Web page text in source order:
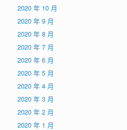
2020 年 10 月
2020 年 9 月
2020 年 8 月
2020 年 7 月
2020 年 6 月
2020 年 5 月
2020 年 4 月
2020 年 3 月
2020 年 2 月
2020 年 1 月